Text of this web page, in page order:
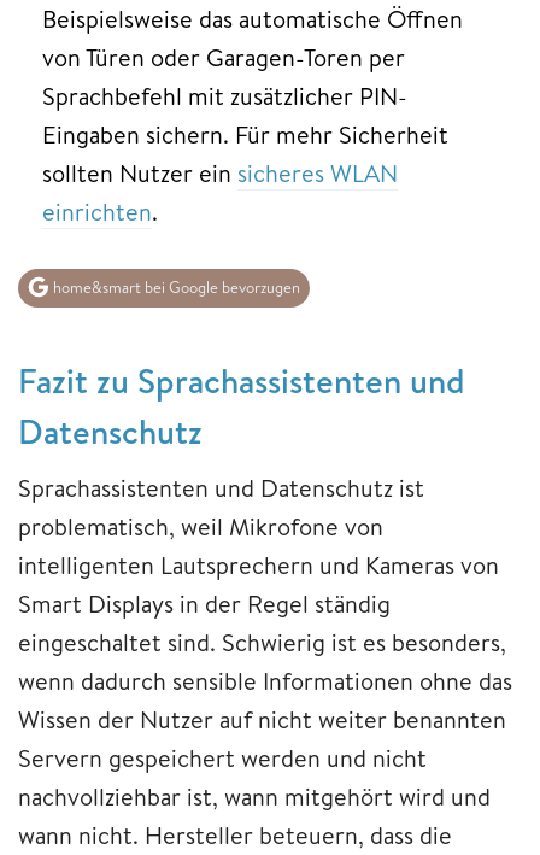
Beispielsweise das automatische Öffnen
von Türen oder Garagen-Toren per
Sprachbefehl mit zusätzlicher PIN-
Eingaben sichern. Für mehr Sicherheit
sollten Nutzer ein sicheres WLAN
einrichten.
home&smart bei Google bevorzugen
Fazit zu Sprachassistenten und
Datenschutz
Sprachassistenten und Datenschutz ist
problematisch, weil Mikrofone von
intelligenten Lautsprechern und Kameras von
Smart Displays in der Regel ständig
eingeschaltet sind. Schwierig ist es besonders,
wenn dadurch sensible Informationen ohne das
Wissen der Nutzer auf nicht weiter benannten
Servern gespeichert werden und nicht
nachvollziehbar ist, wann mitgehört wird und
wann nicht. Hersteller beteuern, dass die